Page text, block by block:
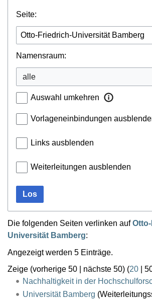
Seite:
Namensraum:
Auswahl umkehren
Vorlageneinbindungen
Links ausblenden
Weiterleitungen ausblenden
Los
Die folgenden Seiten verlinken auf
Universität Bamberg:
Angezeigt werden 5 Einträge.
Zeige (vorherige 50 nächste 50) (20
Nachhaltigkeit in der
Universität Bamberg